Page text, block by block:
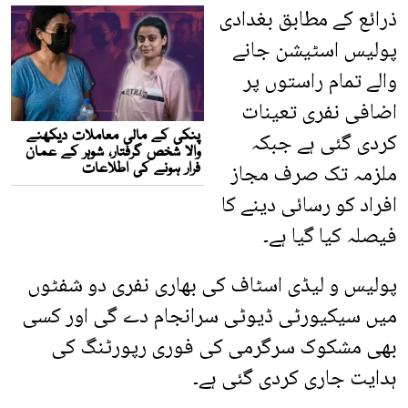
ذرائع کے مطابق بغدادی
پولیس اسٹیشن جانے
والے تمام راستوں پر
اضافی نفری تعینات
کردی گئی ہے جبکہ
ملزمہ تک صرف مجاز
افراد کو رسائی دینے کا
فیصلہ کیا گیا ہے۔
پولیس و لیڈی اسٹاف کی بھاری نفری دو شفٹوں
میں سیکیورٹی ڈیوٹی سرانجام دے گی اور کسی
بھی مشکوک سرگرمی کی فوری رپورٹنگ کی
ہدایت جاری کردی گئی ہے۔